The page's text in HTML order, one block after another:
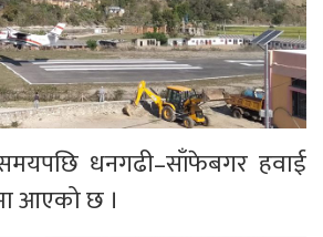
धनगढी–साँफेबगर हवाई
आएको छ ।